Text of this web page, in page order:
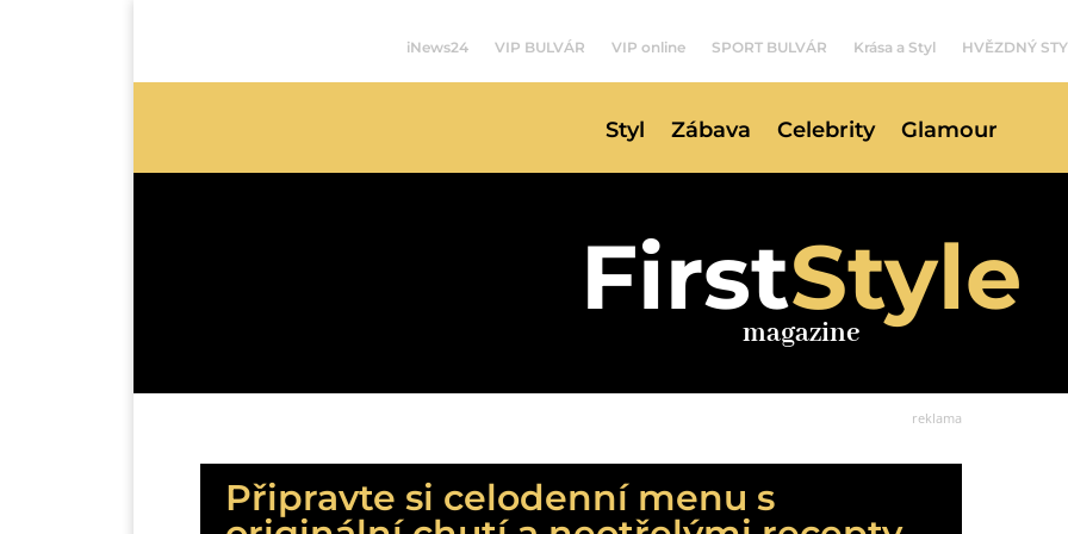
iNews24 VIP BULVÁR VIP online SPORT BULVÁR Krása a Styl HVĚZDNÝ
Styl Zábava Celebrity Glamour
FirstStyle
magazine
reklama
Připravte si celodenní menu s